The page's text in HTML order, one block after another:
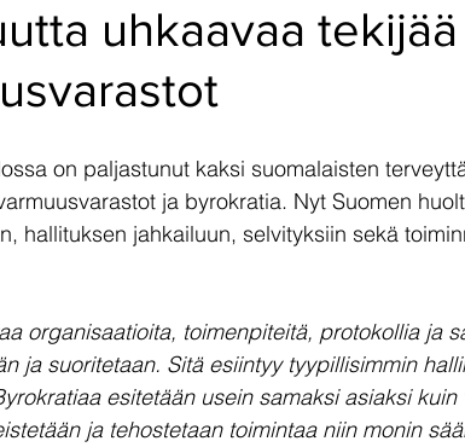
uhkaavaa
on paljastunut kaksi suomalaisten
ja byrokratia. Nyt Suomen
hallituksen jahkailuun, selvityksiin sekä
organisaatioita, toimenpiteitä, protokollia ja
ja suoritetaan. Sitä esiintyy tyypillisimmin
esitetään usein samaksi asiaksi
ja tehostetaan toimintaa niin monin